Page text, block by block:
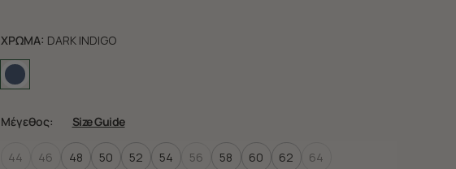
ΧΡΩΜΑ: DARK INDIGO
Μέγεθος: Size Guide
44 46 48 50 52 54 56 58 60 62 64